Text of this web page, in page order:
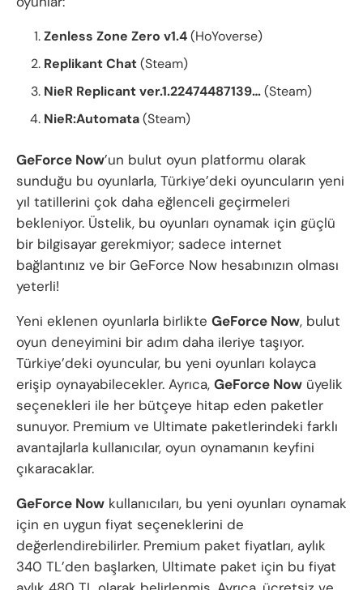
Zenless Zone Zero v1.4(HoYoverse)
Replikant Chat(Steam)
NieR Replicant ver.1.22474487139…(Steam)
NieR:Automata(Steam)
GeForce Now’un bulut oyun platformu olarak
sunduğu bu oyunlarla, Türkiye’deki oyuncuların yeni
yıl tatillerini çok daha eğlenceli geçirmeleri
bekleniyor. Üstelik, bu oyunları oynamak için güçlü
bir bilgisayar gerekmiyor; sadece internet
bağlantınız ve bir GeForce Now hesabınızın olması
yeterli!
Yeni eklenen oyunlarla birlikte GeForce Now, bulut
oyun deneyimini bir adım daha ileriye taşıyor.
Türkiye’deki oyuncular, bu yeni oyunları kolayca
erişip oynayabilecekler. Ayrıca, GeForce Now üyelik
seçenekleri ile her bütçeye hitap eden paketler
sunuyor. Premium ve Ultimate paketlerindeki farklı
avantajlarla kullanıcılar, oyun oynamanın keyfini
çıkaracaklar.
GeForce Now kullanıcıları, bu yeni oyunları oynamak
için en uygun fiyat seçeneklerini de
değerlendirebilirler. Premium paket fiyatları, aylık
340 TL’den başlarken, Ultimate paket için bu fiyat